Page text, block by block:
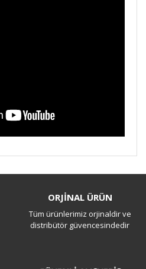
Yorum Yaz
ORJİNAL ÜRÜN
Tüm ürünlerimiz orjinaldir ve
distribütör güvencesindedir